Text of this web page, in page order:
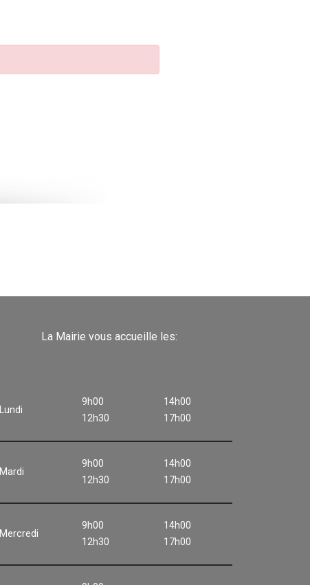
La Mairie vous accueille les:
Lundi
9h00
12h30
14h00
17h00
Mardi
9h00
12h30
14h00
17h00
Mercredi
9h00
12h30
14h00
17h00